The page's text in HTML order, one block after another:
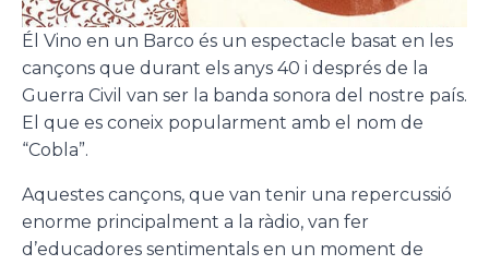
Él Vino en un Barco és un espectacle basat en les
cançons que durant els anys 40 i després de la
Guerra Civil van ser la banda sonora del nostre país.
El que es coneix popularment amb el nom de
“Cobla”.
Aquestes cançons, que van tenir una repercussió
enorme principalment a la ràdio, van fer
d’educadores sentimentals en un moment de